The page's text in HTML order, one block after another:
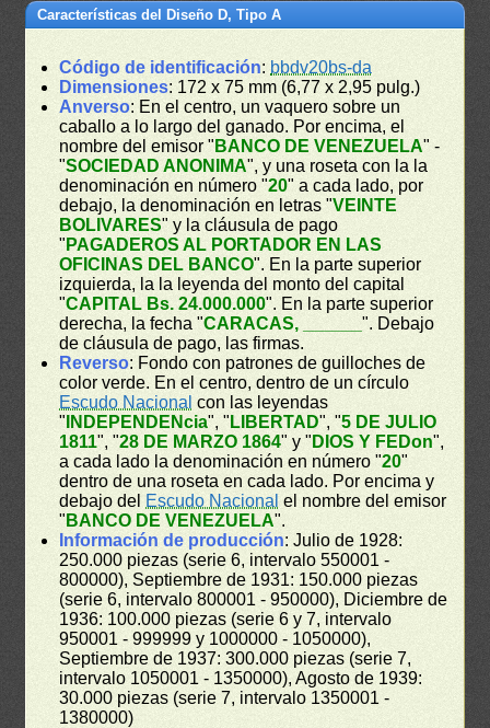
Características del Diseño D, Tipo A
Código de identificación: bbdv20bs-da
Dimensiones: 172 x 75 mm (6,77 x 2,95 pulg.)
Anverso: En el centro, un vaquero sobre un
caballo a lo largo del ganado. Por encima, el
nombre del emisor " BANCO DE VENEZUELA" -
"SOCIEDAD ANONIMA", y una roseta con la la
denominación en número "20" a cada lado, por
debajo, la denominación en letras "VEINTE
BOLIVARES" y la cláusula de pago
" PAGADEROS AL PORTADOR EN LAS
OFICINAS DEL BANCO". En la parte superior
izquierda, la la leyenda del monto del capital
"CAPITAL Bs. 24.000.000". En la parte superior
derecha, la fecha "CARACAS, ______". Debajo
de cláusula de pago, las firmas.
Reverso: Fondo con patrones de guilloches de
color verde. En el centro, dentro de un círculo
Escudo Nacional con las leyendas
" INDEPENDENcia", " LIBERTAD", "5 DE JULIO
1811", "28 DE MARZO 1864" y " DIOS Y FEDon",
a cada lado la denominación en número "20"
dentro de una roseta en cada lado. Por encima y
debajo del Escudo Nacional el nombre del emisor
" BANCO DE VENEZUELA".
Información de producción: Julio de 1928:
250.000 piezas (serie 6, intervalo 550001 -
800000), Septiembre de 1931: 150.000 piezas
(serie 6, intervalo 800001 - 950000), Diciembre de
1936: 100.000 piezas (serie 6 y 7, intervalo
950001 - 999999 y 1000000 - 1050000),
Septiembre de 1937: 300.000 piezas (serie 7,
intervalo 1050001 - 1350000), Agosto de 1939:
30.000 piezas (serie 7, intervalo 1350001 -
1380000)